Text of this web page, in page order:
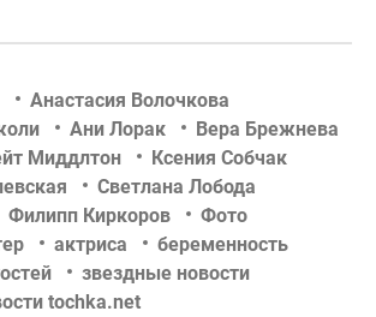
Анастасия Волочкова
Ани Лорак
Вера Брежнева
Миддлтон
Ксения Собчак
Светлана Лобода
Филипп Киркоров
Фото
актриса
беременность
звездные новости
tochka.net